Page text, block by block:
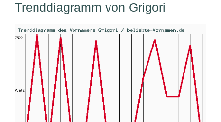
Trenddiagramm von Grigori